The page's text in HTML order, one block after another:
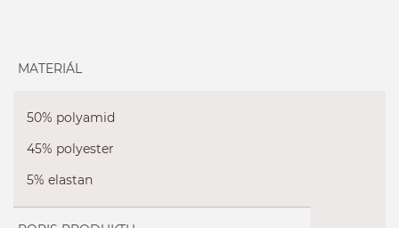
MATERIÁL
50% polyamid
45% polyester
5% elastan